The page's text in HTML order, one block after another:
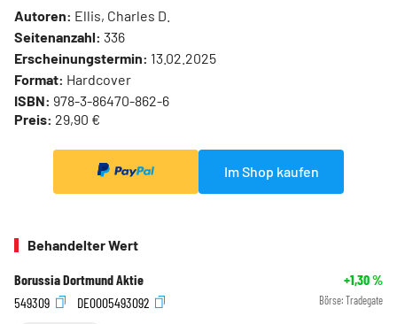
Autoren: Ellis, Charles D.
Seitenanzahl: 336
Erscheinungstermin: 13.02.2025
Format: Hardcover
ISBN: 978-3-86470-862-6
Preis: 29,90 €
Im Shop kaufen
Behandelter Wert
Borussia Dortmund Aktie +1,30%
549309
DE0005493092 Börse: Tradegate